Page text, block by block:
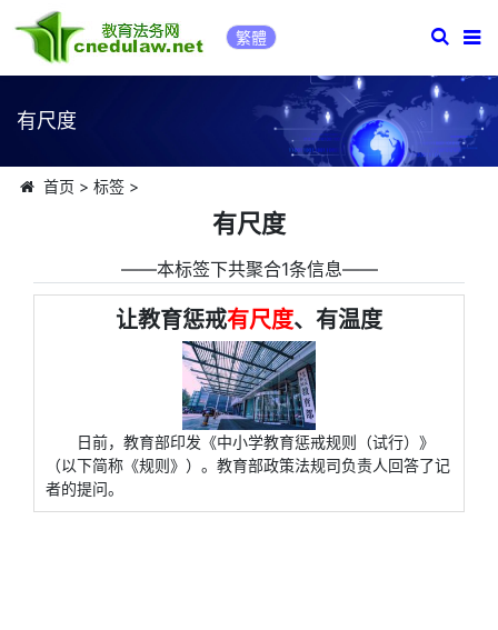
繁體
有尺度
首页 > 标签>
有尺度
――本标签下共聚合1条信息――
让教育惩戒有尺度、有温度
日前，教育部印发《中小学教育惩戒规则（试行）》
（以下简称《规则》）。教育部政策法规司负责人回答了记
者的提问。